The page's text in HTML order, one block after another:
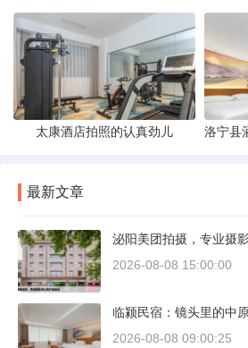
太康酒店拍照的认真劲儿
最新文章
泌阳美团拍摄，专业摄
2026-08-08 15:00:00
临颍民宿：镜头里的中
2026-08-08 09:00:25